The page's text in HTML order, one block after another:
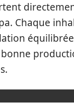
Chaque